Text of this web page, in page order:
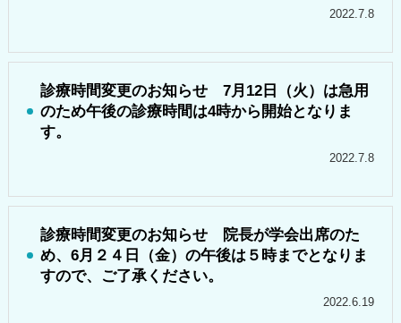
2022.7.8
診療時間変更のお知らせ 7月12日（火）は急用
のため午後の診療時間は4時から開始となりま
す。
2022.7.8
診療時間変更のお知らせ 院長が学会出席のた
め、6月２４日（金）の午後は５時までとなりま
すので、ご了承ください。
2022.6.19